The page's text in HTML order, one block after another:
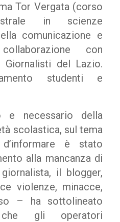
Tor Vergata (corso
in scienze
comunicazione e
con
Giornalisti del Lazio.
studenti e
e necessario della
scolastica, sul tema
è stato
alla mancanza di
il blogger,
violenze, minacce,
– ha sottolineato
gli operatori